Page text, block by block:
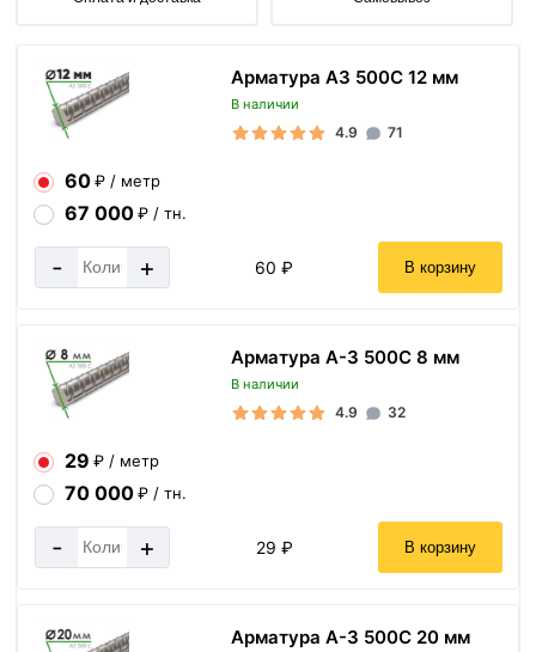
Арматура А3 500С 12 мм
В наличии
4.9 71
60₽ / метр
67 000₽ / тн.
- + 60 ₽ В корзину
Арматура А-3 500С 8 мм
В наличии
4.9 32
29 ₽ / метр
70 000₽ / тн.
- + 29 ₽ В корзину
Арматура А-3 500С 20 мм